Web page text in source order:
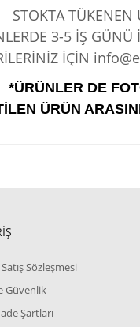
TÜKENEN
3-5 İŞ GÜNÜ
İÇİN
*ÜRÜNLER DE
ÜRÜN
Sözleşmesi
Güvenlik
Şartları